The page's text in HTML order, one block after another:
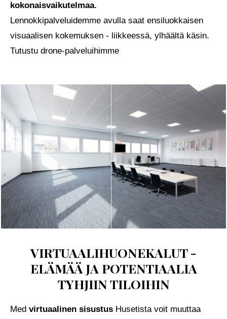
kokonaisvaikutelmaa.
Lennokkipalveluidemme avulla saat ensiluokkaisen
visuaalisen kokemuksen - liikkeessä, ylhäältä käsin.
Tutustu drone-palveluihimme
VIRTUAALIHUONEKALUT -
ELÄMÄÄ JA POTENTIAALIA
TYHJIIN TILOIHIN
Med virtuaalinen sisustus Husetista voit muuttaa